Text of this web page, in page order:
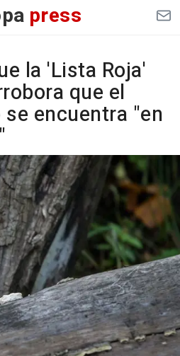
press
la 'Lista Roja'
que el
encuentra "en